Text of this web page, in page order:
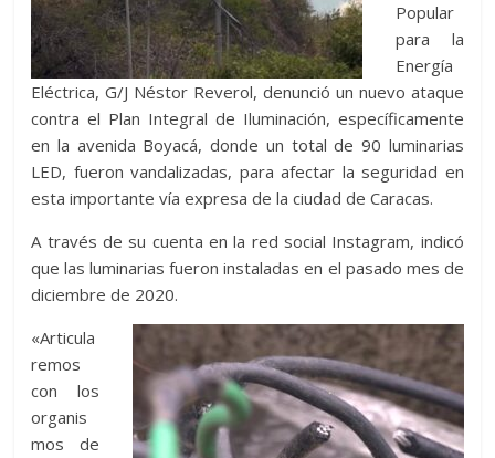
Popular
para la
Energía
Eléctrica, G/J Néstor Reverol, denunció un nuevo ataque
contra el Plan Integral de Iluminación, específicamente
en la avenida Boyacá, donde un total de 90 luminarias
LED, fueron vandalizadas, para afectar la seguridad en
esta importante vía expresa de la ciudad de Caracas.
A través de su cuenta en la red social Instagram, indicó
que las luminarias fueron instaladas en el pasado mes de
diciembre de 2020.
«Articula
remos
con los
organis
mos de